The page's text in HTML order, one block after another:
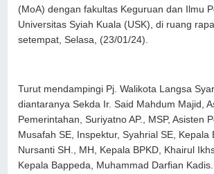
(MoA) dengan fakultas Keguruan dan Ilmu
Universitas Syiah Kuala (USK), di ruang
setempat, Selasa, (23/01/24).
Turut mendampingi Pj. Walikota Langsa
diantaranya Sekda Ir. Said Mahdum Majid,
Pemerintahan, Suriyatno AP., MSP, Asisten
Musafah SE, Inspektur, Syahrial SE, Kepala
Nursanti SH., MH, Kepala BPKD, Khairul
Kepala Bappeda, Muhammad Darfian